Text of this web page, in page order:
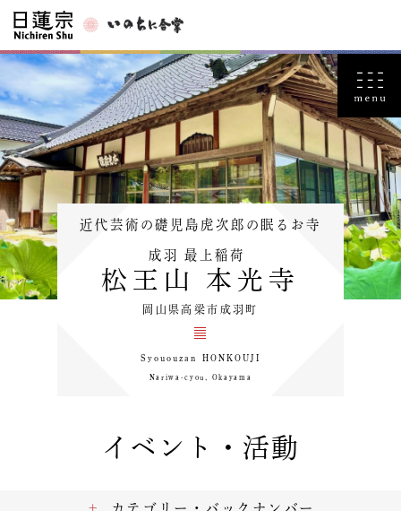
近代芸術の礎児島虎次郎の眠るお寺
成羽 最上稲荷
松王山 本光寺
岡山県高梁市成羽町
Syououzan HONKOUJI
Nariwa-cyou, Okayama
イベント・活動